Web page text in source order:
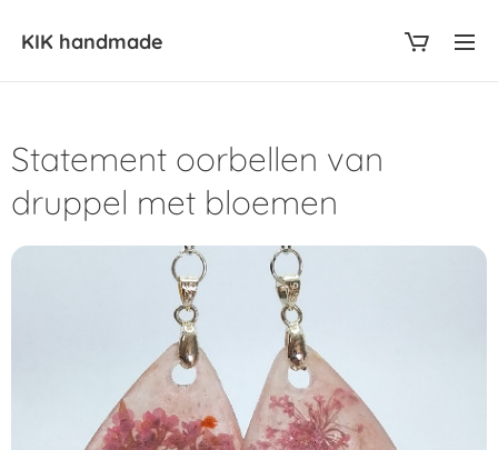
KIK handmade
Statement oorbellen van
druppel met bloemen